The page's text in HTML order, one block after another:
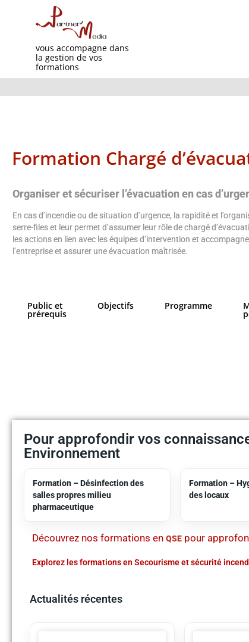
vous accompagne dans
la gestion de vos
formations
Formation Chargé
Organiser et sécuriser l’évacuation en cas
En cas d’incendie ou de situation d’urgence, la rapidité et
serre-files et leur permet d’assumer leur rôle de chargé
les actions en lien avec les équipes d’intervention et
l’entreprise et assurer une évacuation maîtrisée.
Public et
prérequis
Objectifs​ Programme
Pour approfondir vos
Environnement
Formation – Désinfection des
salles propres milieu
pharmaceutique
Formation –
des locaux
Découvrez nos formations en QSE pour
Explorez les formations en Secourisme et sécurité
Actualités récentes